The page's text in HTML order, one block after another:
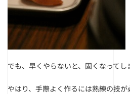
でも、早くやらないと、固くなってし
やはり、手際よく作るには熟練の技が